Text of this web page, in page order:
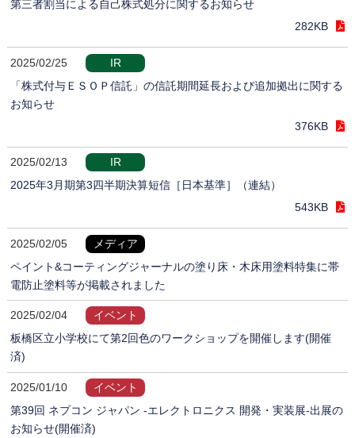
第三者割当による自己株式処分に関するお知らせ
282KB
2025/02/25
IR
「株式付与ＥＳＯＰ信託」の信託期間延長および追加拠出に関する
お知らせ
376KB
2025/02/13
IR
2025年3月期第3四半期決算短信［日本基準］（連結）
543KB
2025/02/05
メディア
ペイント&コーティングジャーナルの塗り床・木床用塗料特集に帯
電防止塗料等が掲載されました
2025/02/04
イベント
板橋区立小学校にて第2回色のワークショップを開催します(開催
済)
2025/01/10
イベント
第39回 ネプコン ジャパン -エレクトロニクス 開発・実装展-出展の
お知らせ(開催済)